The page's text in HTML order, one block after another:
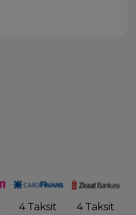
4 Taksit 4 Taksit